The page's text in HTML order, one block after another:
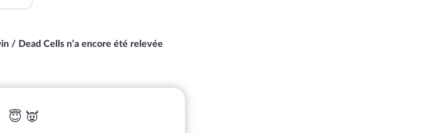
/ Dead Cells n’a encore été relevée
😇 👿